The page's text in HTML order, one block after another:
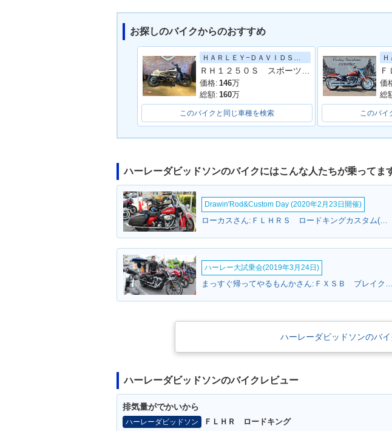
お探しのバイクからのおすすめ
ＨＡＲＬＥＹ−ＤＡＶＩＤＳＯＮ
価格: 146万
総額: 160万
このバイクと同じ車種を検索
価
総
このバイ
ハーレーダビッドソンのバイクにはこんな人たちが乗ってま
Drawin'Rod&Custom Day (2020年2月23日開催)
ローカスさん:ＦＬＨＲＳ ロードキングカスタム(ハーレーダビッドソン)
ハーレー大試乗会(2019年3月24日)
まっすぐ帰ってやるもんかさん:ＦＸＳＢ ブレイクアウト(ハーレーダビッドソン)
ハーレーダビッドソンのバ
ハーレーダビッドソンのバイクレビュー
排気量がでかいから
ハーレーダビッドソン
ＦＬＨＲ ロードキング